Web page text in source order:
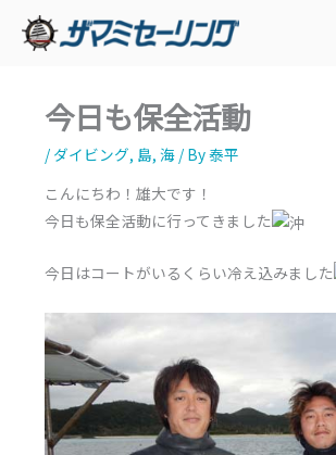
今日も保全活動
/ ダイビング, 島,海 / By泰平
こんにちわ！雄大です！
今日も保全活動に行ってきました
今日はコートがいるくらい冷え込みました